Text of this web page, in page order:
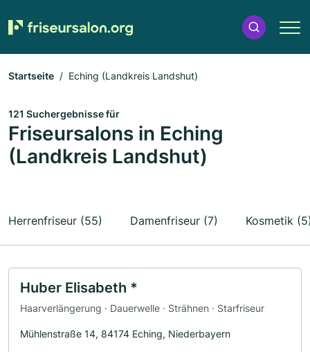
Startseite Eching (Landkreis Landshut)
121 Suchergebnisse für
Friseursalons in Eching
(Landkreis Landshut)
Herrenfriseur (55) Damenfriseur (7) Kosmetik
Huber Elisabeth *
Haarverlängerung · Dauerwelle · Strähnen · Starfriseur
Mühlenstraße 14, 84174 Eching, Niederbayern